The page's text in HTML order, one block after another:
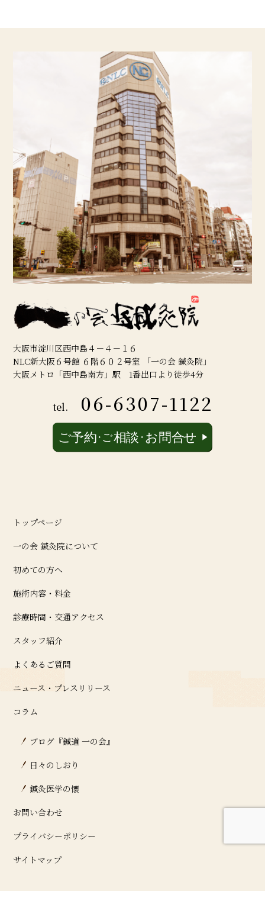
大阪市淀川区西中島４－４－１６
NLC新大阪６号館 ６階６０２号室 「一の会 鍼灸院」
大阪メトロ「西中島南方」駅 1番出口より徒歩4分
tel. 06-6307-1122
トップページ
一の会 鍼灸院について
初めての方へ
施術内容・料金
診療時間・交通アクセス
スタッフ紹介
よくあるご質問
ニュース・プレスリリース
コラム
ブログ『鍼道 ⼀の会』
日々のしおり
鍼灸医学の懐
お問い合わせ
プライバシーポリシー
サイトマップ